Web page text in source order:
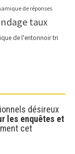
de réponses
taux
de l'entonnoirtri
désireux
les enquêtes et
cet